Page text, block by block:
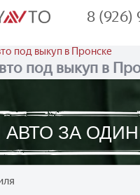
8 (926)
под выкуп в Пронске
под выкуп в
ЗА